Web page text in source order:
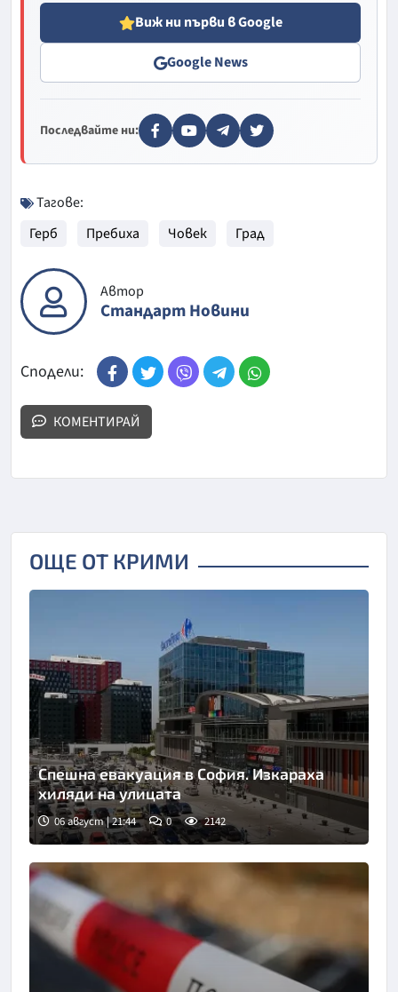
Виж ни първи в Google
Google News
Последвайте ни:
Тагове:
Герб
Пребиха Човек Град
Автор
Стандарт Новини
Сподели:
КОМЕНТИРАЙ
ОЩЕ ОТ КРИМИ
Спешна евакуация в София. Изкараха
хиляди на улицата
06 август | 21:44 0 2142